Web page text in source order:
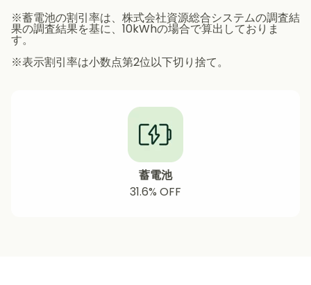
※蓄電池の割引率は、株式会社資源総合システムの調査結
果の調査結果を基に、10kWhの場合で算出しておりま
す。
※表示割引率は小数点第2位以下切り捨て。
蓄電池
31.6% OFF